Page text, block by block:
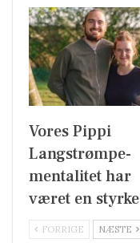
Vores Pippi
Langstrømpe-
mentalitet har
været en styrke
FORRIGE NÆSTE